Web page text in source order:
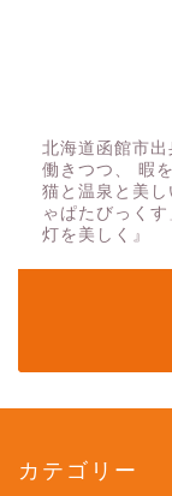
北海道函館市
働きつつ、 暇
猫と温泉と美
ゃぱたびっく
灯を美しく』
カテゴリー